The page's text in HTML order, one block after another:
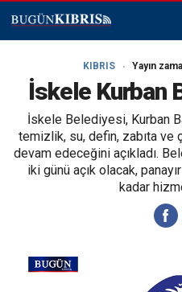
KIBRIS Yayın
İskele Kurban
İskele Belediyesi, Kurban
temizlik, su, defin, zabıta
devam edeceğini açıkladı.
iki günü açık olacak,
kadar